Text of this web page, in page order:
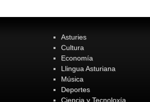
Asturies
Cultura
Economía
Llingua Asturiana
Música
Deportes
Ciencia y Tecnoloxía